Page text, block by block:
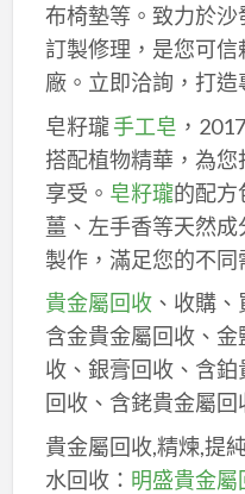
布椅墊等。致力於沙
訂製修理，是您可
廠。立即洽詢，打造
皂籽瓏手工皂 ，
搭配植物精華，為
享受。 皂籽瓏的配方
薑、左手香等天然
製作，滿足您的不同
貴金屬回收、收購、
含金貴金屬回收、
收、銀膏回收、含
回收、含銠貴金屬回
貴金屬回收,精煉,提
水回收： 明盛貴金屬